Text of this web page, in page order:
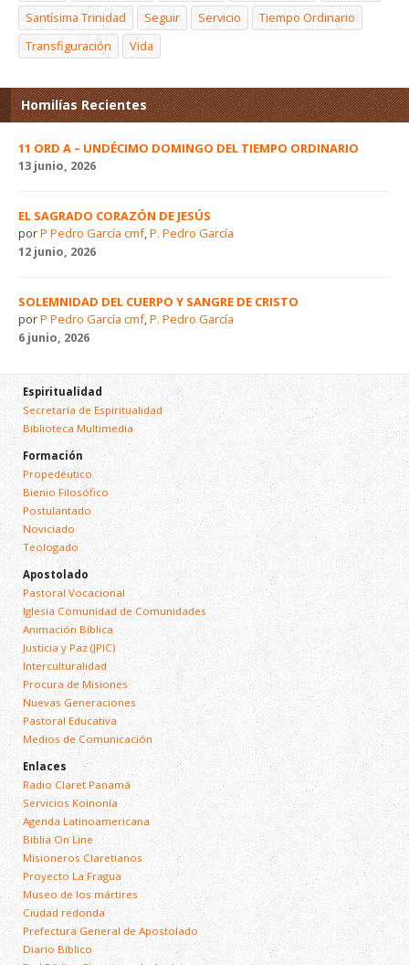
Santísima Trinidad
Seguir Servicio
Tiempo Ordinario
Transfiguración
Vida
Homilías Recientes
11 ORD A – UNDÉCIMO DOMINGO DEL TIEMPO ORDINARIO
13 junio, 2026
EL SAGRADO CORAZÓN DE JESÚS
porP Pedro García cmf,P. Pedro García
12 junio, 2026
SOLEMNIDAD DEL CUERPO Y SANGRE DE CRISTO
porP Pedro García cmf,P. Pedro García
6 junio, 2026
Espiritualidad
Secretaría de Espiritualidad
Biblioteca Multimedia
Formación
Propedéutico
Bienio Filosófico
Postulantado
Noviciado
Teologado
Apostolado
Pastoral Vocacional
Iglesia Comunidad de Comunidades
Animación Bíblica
Justicia y Paz (JPIC)
Interculturalidad
Procura de Misiones
Nuevas Generaciones
Pastoral Educativa
Medios de Comunicación
Enlaces
Radio Claret Panamá
Servicios Koinonía
Agenda Latinoamericana
Biblia On Line
Misioneros Claretianos
Proyecto La Fragua
Museo de los mártires
Ciudad redonda
Prefectura General de Apostolado
Diario Bíblico